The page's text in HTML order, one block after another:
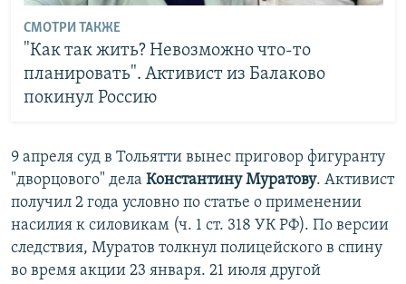
СМОТРИ ТАКЖЕ
"Как так жить? Невозможно что-то
планировать". Активист из Балаково
покинул Россию
9 апреля суд в Тольятти вынес приговор фигуранту
"дворцового" дела Константину Муратову. Активист
получил 2 года условно по статье о применении
насилия к силовикам (ч. 1 ст. 318 УК РФ). По версии
следствия, Муратов толкнул полицейского в спину
во время акции 23 января. 21 июля другой